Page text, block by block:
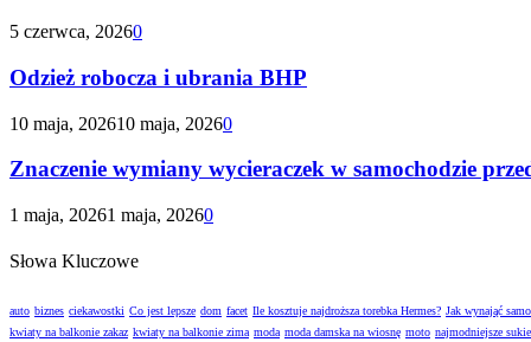
5 czerwca, 20260
Odzież robocza i ubrania BHP
10 maja, 202610 maja, 20260
Znaczenie wymiany wycieraczek w samochodzie
1 maja, 20261 maja, 20260
Słowa Kluczowe
auto biznes ciekawostki Co jest lepsze dom facet Ile kosztuje najdroższa torebka Hermes? Jak wynająć
kwiaty na balkonie zakaz kwiaty na balkonie zima moda moda damska na wiosnę moto najmodniejsze